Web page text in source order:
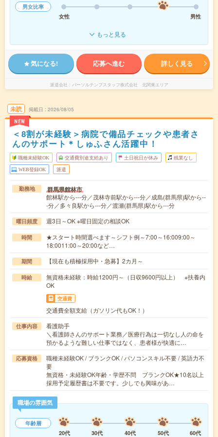
男女比率
女性
男性
もっと見る
気になる! 応募へ進む 詳しく見る
派遣会社 パーソルテンプスタッフ株式会社 北関東エリア
未読
NEW
掲載日 2026/08/05
＜8割が未経験＞病院で備品チェックや患者さ
んのサポート＊しゅふさん活躍中！
職種未経験OK 交通費別途支給あり 土日祝日が休み 残業なし
WEB登録OK 派遣
勤務地 群馬県館林市
館林駅から---分／茂林寺前駅から---分／成島(群馬県)駅から--
-分／多々良駅から---分／渡瀬(群馬県)駅から---分
曜日頻度 週3日～OK ※曜日固定の相談OK
時間
★スタート時間選べます～シフト例～7:00～16:009:00～
18:0011:00～20:00など…
期間 【現在も積極採用中・急募】2カ月～
時給
無資格未経験：時給1200円～（日収9600円以上） ※扶養内
OK
交通費
交通費全額支給（ガソリン代もOK！）
仕事内容
看護助手
＼看護師さんのサポート業務／医療行為は一切なし人の命を
預かるような難しい仕事ではなく、患者様が快適に…
応募資格
職種未経験OK / ブランクOK / パソコンスキル不要 / 英語力不
要
無資格・未経験OK年齢・学歴不問 ブランクOK★10名以上
採用予定履歴書は不要です。少しでも興味があ…
職場の雰囲気
年齢層
20代
30代 40代 50代
60代